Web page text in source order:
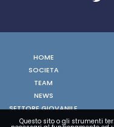
HOME
SOCIETA
TEAM
NEWS
SETTORE GIOVANILE
FOTO
Questo sito o gli strumenti